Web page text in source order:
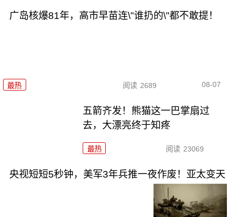
广岛核爆81年，高市早苗连\"谁扔的\"都不敢提！
最热 阅读 2689 08-07
五箭齐发！熊猫这一巴掌扇过
去，大漂亮终于知疼
最热 阅读 23069
央视短短5秒钟，美军3年兵推一夜作废！亚太变天